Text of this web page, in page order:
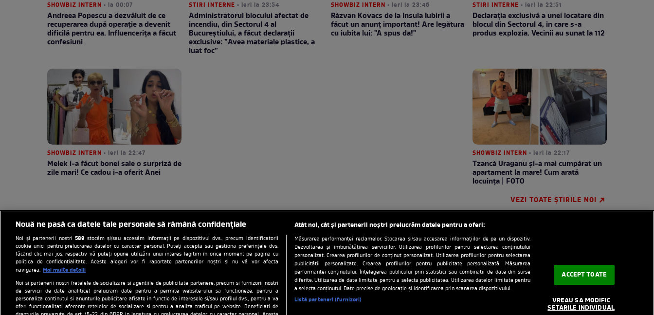
SHOWBIZ INTERN • la 00:07
Andreea Popescu a dezvăluit de ce
recuperarea după operație a devenit
dificilă pentru ea. Influencerița a făcut
confesiuni
STIRI INTERNE • ieri la 23:54
Administratorul blocului afectat de
incendiu, din Sectorul 4 al
Bucureștiului, a făcut declarații
exclusive: ”Avea materiale plastice, a
luat foc”
SHOWBIZ INTERN • ieri la 23:46
Răzvan Kovacs de la Insula Iubirii a
făcut un anunț important! Are legătura
cu iubita lui: "A spus da!"
STIRI INTERNE • ieri la 22:51
Declarația exclusivă a unei locatare din
blocul din Sectorul 4, în care s-a
produs explozia. Vecinii au sunat la 112
SHOWBIZ INTERN • ieri la 22:47
Melek i-a făcut bonei sale o surpriză de
zile mari! Ce cadou i-a oferit Anei
SHOWBIZ INTERN • ieri la 22:17
Tzancă Uraganu și-a mai cumpărat un
apartament la mare! Cum arată
locuința | FOTO
VEZI TOATE ȘTIRILE NOI
Politica de cookies Gestionați preferințele Politica de confidentialitate Date companie RSS
Despre cookie
Program Antena 1
Stiri Anunturi imobiliare pe Lajumate.ro
Nouă ne pasă ca datele tale personale să rămână confidențiale
Noi și partenerii noștri589 stocăm și/sau accesăm informații pe dispozitivul dvs., precum identificatorii
cookie unici pentru prelucrarea datelor cu caracter personal. Puteți accepta sau gestiona preferințele dvs.
făcând clic mai jos, respectiv vă puteți opune utilizării unui interes legitim în orice moment pe pagina cu
politica de confidențialitate. Aceste alegeri vor fi raportate partenerilor noștri și nu vă vor afecta
navigarea. Mai multe detalii
Noi si partenerii nostri (retelele de socializare si agentiile de publicitate partenere, precum si furnizorii nostri
de servicii de date analitice) prelucram date pentru a permite website-ului sa functioneze, pentru a
personaliza continutul si anunturile publicitare afisate in functie de interesele si/sau profilul dvs., pentru a va
oferi functionalitati aferente retelelor de socializare si pentru a analiza traficul pe website. Beneficiati de
Atât noi, cât și partenerii noștri prelucrăm datele pentru a oferi:
Măsurarea performanței reclamelor. Stocarea și/sau accesarea informațiilor de pe un dispozitiv.
Dezvoltarea și îmbunătățirea serviciilor. Utilizarea profilurilor pentru selectarea conținutului
personalizat. Crearea profilurilor de conținut personalizat. Utilizarea profilurilor pentru selectarea
publicității personalizate. Crearea profilurilor pentru publicitate personalizată. Măsurarea
performanței conținutului. Înțelegerea publicului prin statistici sau combinații de date din surse
diferite. Utilizarea de date limitate pentru a selecta publicitatea. Utilizarea datelor limitate pentru
a selecta conținutul. Date precise de geolocație și identificarea prin scanarea dispozitivului.
Listă parteneri (furnizori)
ACCEPT TOATE
VREAU SA MODIFIC
SETARILE INDIVIDUAL